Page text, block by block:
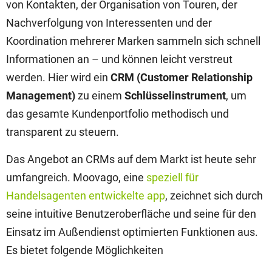
von Kontakten, der Organisation von Touren, der
Nachverfolgung von Interessenten und der
Koordination mehrerer Marken sammeln sich schnell
Informationen an – und können leicht verstreut
werden. Hier wird ein CRM (Customer Relationship
Management)zu einem Schlüsselinstrument, um
das gesamte Kundenportfolio methodisch und
transparent zu steuern.
Das Angebot an CRMs auf dem Markt ist heute sehr
umfangreich. Moovago, eine speziell für
Handelsagenten entwickelte app, zeichnet sich durch
seine intuitive Benutzeroberfläche und seine für den
Einsatz im Außendienst optimierten Funktionen aus.
Es bietet folgende Möglichkeiten